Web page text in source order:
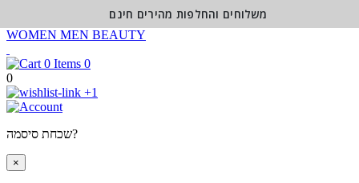
WOMEN MEN BEAUTY
0
0
+1
שכחת סיסמה?
×
משלוחים והחלפות מהירים חינם